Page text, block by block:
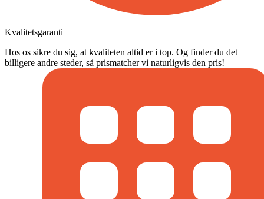
Kvalitetsgaranti
Hos os sikre du sig, at kvaliteten altid er i top. Og finder du det
billigere andre steder, så prismatcher vi naturligvis den pris!